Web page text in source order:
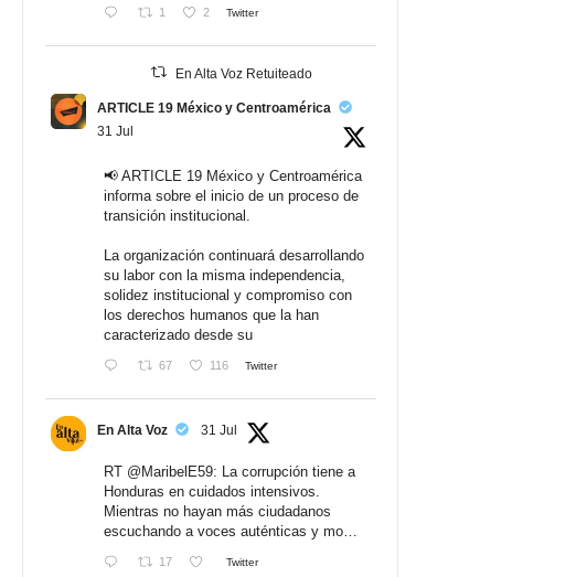
1 2 Twitter
En Alta Voz Retuiteado
ARTICLE 19 México y Centroamérica
31 Jul
📢 ARTICLE 19 México y Centroamérica
informa sobre el inicio de un proceso de
transición institucional.
La organización continuará desarrollando
su labor con la misma independencia,
solidez institucional y compromiso con
los derechos humanos que la han
caracterizado desde su
67 116 Twitter
En Alta Voz 31 Jul
RT @MaribelE59: La corrupción tiene a
Honduras en cuidados intensivos.
Mientras no hayan más ciudadanos
escuchando a voces auténticas y mo…
17 Twitter